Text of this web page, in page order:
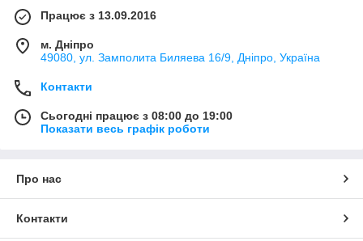
Працює з 13.09.2016
м. Дніпро
49080, ул. Замполита Биляева 16/9, Дніпро, Україна
Контакти
Сьогодні працює з 08:00 до 19:00
Показати весь графік роботи
Про нас
Контакти